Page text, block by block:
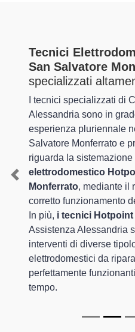
Tecnici
San Salvatore
specializzati
I tecnici specializzati di
Alessandria sono in
esperienza pluriennale
Salvatore Monferrato e
riguarda la sistemazione
elettrodomestico
Monferrato, mediante il
corretto funzionamento
In più, i tecnici
Assistenza Alessandria
interventi di diverse
elettrodomestici da
perfettamente
tempo.
Previous